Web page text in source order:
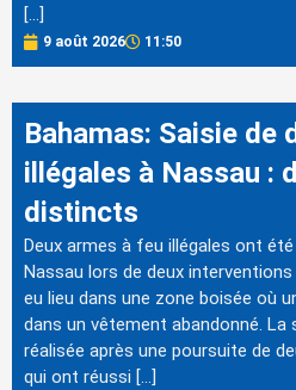
[…]
9 août 2026 11:50
Bahamas: Saisie de
illégales à Nassau :
distincts
Deux armes à feu illégales ont
Nassau lors de deux
eu lieu dans une zone boisée où
dans un vêtement abandonné. La
réalisée après une poursuite de
qui ont réussi […]